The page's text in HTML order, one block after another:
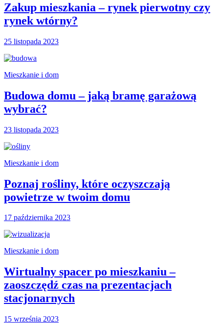
Zakup mieszkania – rynek pierwotny czy
rynek wtórny?
25 listopada 2023
Mieszkanie i dom
Budowa domu – jaką bramę garażową
wybrać?
23 listopada 2023
Mieszkanie i dom
Poznaj rośliny, które oczyszczają
powietrze w twoim domu
17 października 2023
Mieszkanie i dom
Wirtualny spacer po mieszkaniu –
zaoszczędź czas na prezentacjach
stacjonarnych
15 września 2023